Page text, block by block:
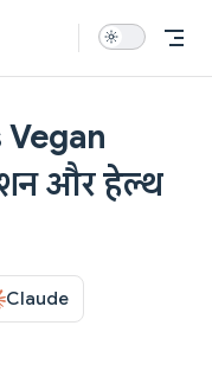
और हेल्थ
Claude